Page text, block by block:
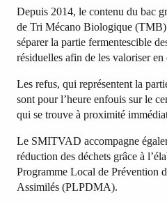
Depuis 2014, le contenu du bac
de Tri Mécano Biologique
séparer la partie fermentescible
résiduelles afin de les valoriser en
Les refus, qui représentent la
sont pour l’heure enfouis sur le
qui se trouve à proximité
Le SMITVAD accompagne
réduction des déchets grâce à
Programme Local de Prévention
Assimilés (PLPDMA).